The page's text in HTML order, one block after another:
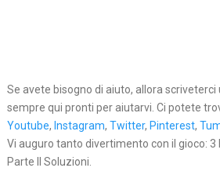
Se avete bisogno di aiuto, allora
sempre qui pronti per aiutarvi. Ci potete
Youtube, Instagram, Twitter, Pinterest,
Vi auguro tanto divertimento con il gioco: 3
Parte II Soluzioni.